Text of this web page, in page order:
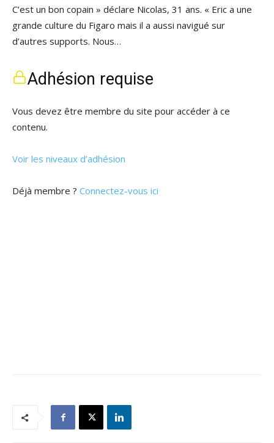
C’est un bon copain » déclare Nicolas, 31 ans. « Eric a une
grande culture du Figaro mais il a aussi navigué sur
d’autres supports. Nous…
Adhésion requise
Vous devez être membre du site pour accéder à ce
contenu.
Voir les niveaux d’adhésion
Déjà membre ? Connectez-vous ici